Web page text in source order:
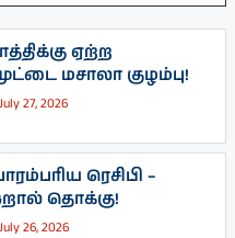
ஏற்ற
மசாலா குழம்பு!
27, 2026
ரெசிபி –
தொக்கு!
26, 2026